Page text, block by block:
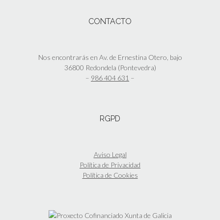
producto
opciones
elegir
en
la
CONTACTO
Nos encontrarás en Av. de Ernestina Otero, bajo
36800 Redondela (Pontevedra)
– 986 404 631 –
RGPD
Aviso Legal
Política de Privacidad
Política de Cookies